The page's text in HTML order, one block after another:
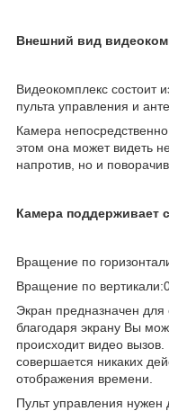
Внешний вид
Видеокомплекс состоит
пульта управления и
Камера
этом она может видеть
напротив, но и
Камера поддерживает
Вращение по
Вращение по
Экран предназначен
благодаря экрану Вы
происходит видео
совершается никаких
отображения времени.
Пульт управления нужен